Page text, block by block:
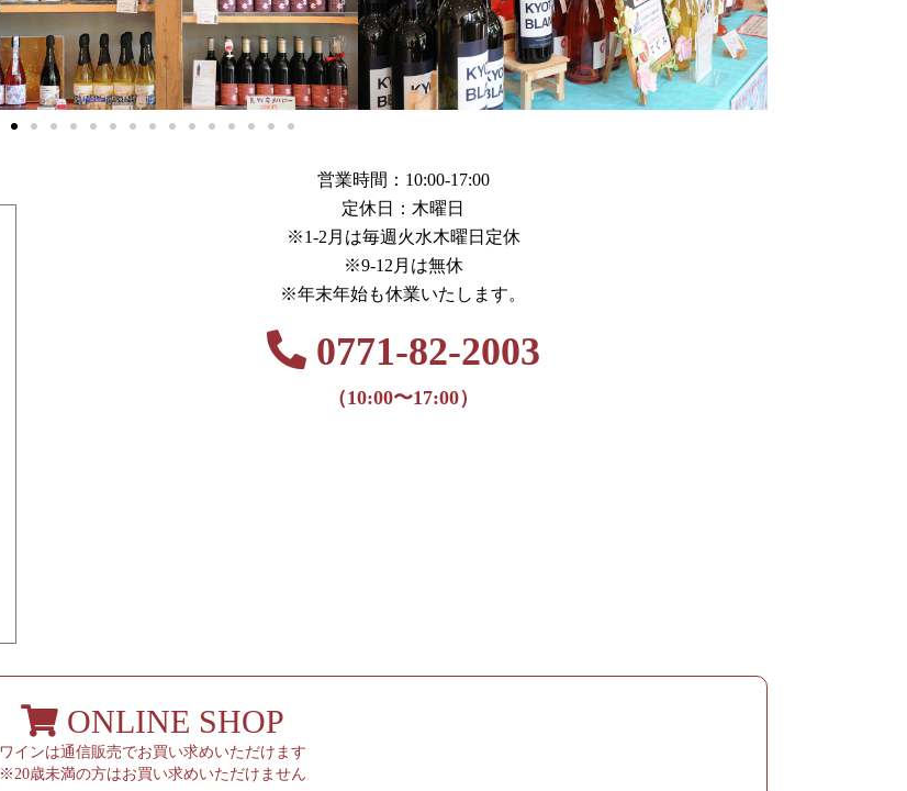
営業時間：10:00-17:00
定休日：木曜日
※1-2月は毎週火水木曜日定休
※9-12月は無休
※年末年始も休業いたします。
0771-82-2003
（10:00〜17:00）
ONLINE SHOP
ワインは通信販売でお買い求めいただけます
※20歳未満の方はお買い求めいただけません